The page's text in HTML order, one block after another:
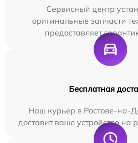
Сервисный центр
оригинальные запчасти
предоставляет
Бесплатная
Наш курьер в Ростове-на-
доставит ваше устройство на